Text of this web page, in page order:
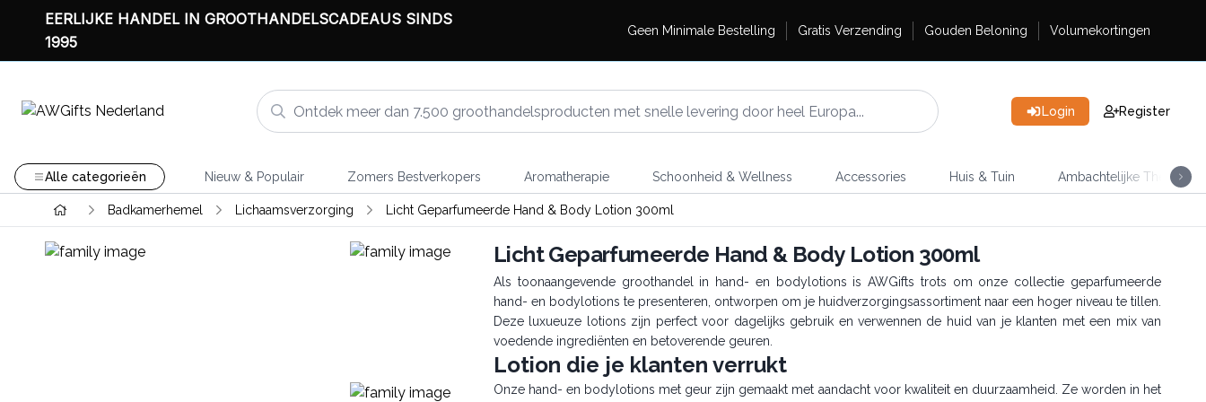
EERLIJKE HANDEL IN GROOTHANDELSCADEAUS SINDS
1995
Geen Minimale Bestelling Gratis Verzending Gouden Beloning Volumekortingen
Login Register
Alle categorieën Nieuw & Populair Zomers Bestverkopers Aromatherapie Schoonheid & Wellness Accessories Huis & Tuin Ambachtelijke Thee
Badkamerhemel Lichaamsverzorging Licht Geparfumeerde Hand & Body Lotion 300ml
Licht Geparfumeerde Hand & Body Lotion 300ml
Als toonaangevende groothandel in hand- en bodylotions is AWGifts trots om onze collectie geparfumeerde
hand- en bodylotions te presenteren, ontworpen om je huidverzorgingsassortiment naar een hoger niveau te tillen.
Deze luxueuze lotions zijn perfect voor dagelijks gebruik en verwennen de huid van je klanten met een mix van
voedende ingrediënten en betoverende geuren.
Lotion die je klanten verrukt
Onze hand- en bodylotions met geur zijn gemaakt met aandacht voor kwaliteit en duurzaamheid. Ze worden in het